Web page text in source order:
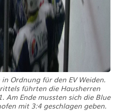
Ordnung für den EV Weiden.
führten die Hausherren
Am Ende mussten sich die Blue
mit 3:4 geschlagen geben.